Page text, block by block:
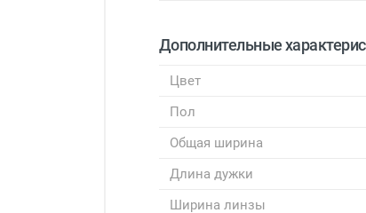
Дополнительные
Цвет
Пол
Общая ширина
Длина дужки
Ширина линзы